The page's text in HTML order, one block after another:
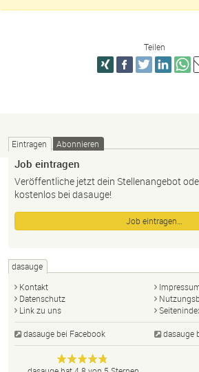
Teilen
Eintragen Abonnieren
Job eintragen
Veröffentliche jetzt dein Stellenangebot
kostenlos bei dasauge!
Job eintragen…
dasauge
Kontakt
Datenschutz
Link zu uns
dasauge bei Facebook dasauge